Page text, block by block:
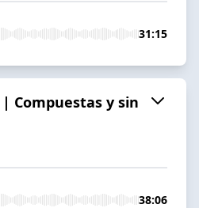
31:15
| Compuestas y sin
38:06